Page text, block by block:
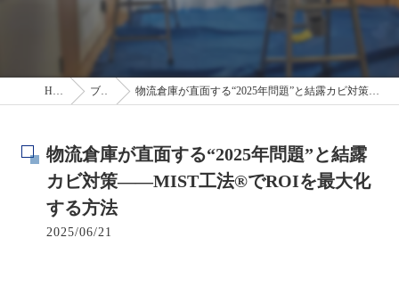
HOME ブログ 物流倉庫が直面する“2025年問題”と結露カビ対策――MIST工法®でROIを最大化する方法
物流倉庫が直面する“2025年問題”と結露
カビ対策――MIST工法®でROIを最大化
する方法
2025/06/21